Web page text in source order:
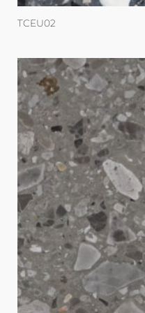
TCEU02